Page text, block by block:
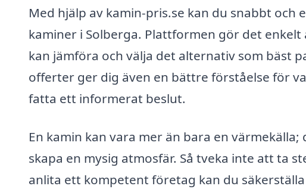
Med hjälp av kamin-pris.se kan du snabbt
kaminer i Solberga. Plattformen gör det
kan jämföra och välja det alternativ som bäst
offerter ger dig även en bättre förståelse för
fatta ett informerat beslut.
En kamin kan vara mer än bara en
skapa en mysig atmosfär. Så tveka inte att ta
anlita ett kompetent företag kan du